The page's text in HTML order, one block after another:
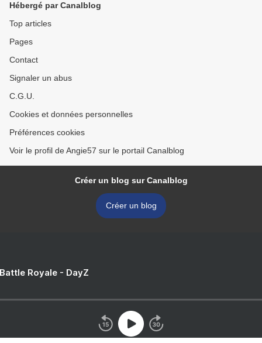
Hébergé par Canalblog
Top articles
Pages
Contact
Signaler un abus
C.G.U.
Cookies et données personnelles
Préférences cookies
Voir le profil de Angie57 sur le portail Canalblog
Créer un blog sur Canalblog
Créer un blog
Royale - DayZ